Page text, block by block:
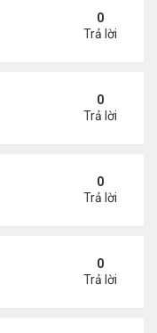
21 - 11/5/21
0
Trả lời
- 10/29/21
0
Trả lời
21 - 10/29/21 0
Trả lời
10/22/21
0
Trả lời